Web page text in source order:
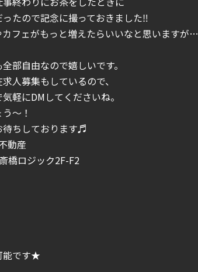
たので記念に撮っておきました‼
フェがもっと増えたらいいなと思いますが…
部自由なので嬉しいです。
人募集もしているので、
軽にDMしてくださいね。
～！
待ちしております♬
動産
橋ロジック2F-F2
能です★